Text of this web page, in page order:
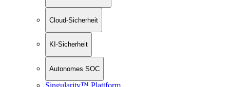
Cloud-Sicherheit
KI-Sicherheit
Autonomes SOC